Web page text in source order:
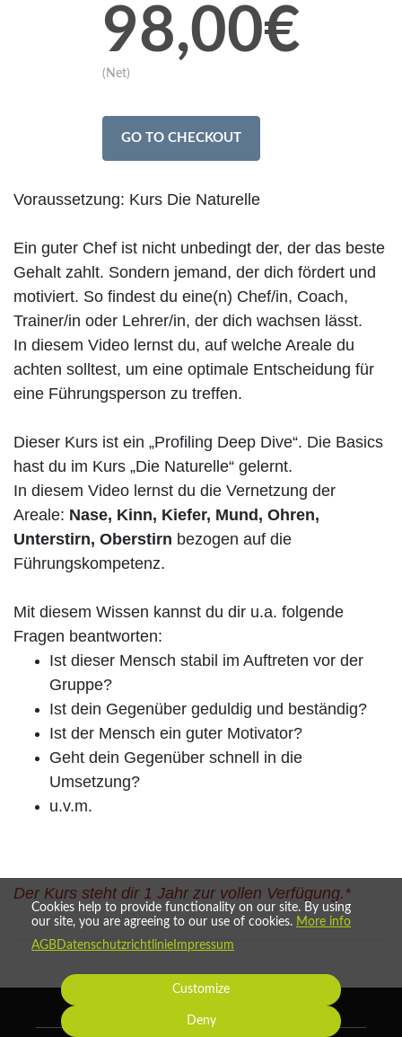
98,00€
(Net)
GO TO CHECKOUT
Voraussetzung: Kurs Die Naturelle
Ein guter Chef ist nicht unbedingt der, der das beste
Gehalt zahlt. Sondern jemand, der dich fördert und
motiviert. So findest du eine(n) Chef/in, Coach,
Trainer/in oder Lehrer/in, der dich wachsen lässt.
In diesem Video lernst du, auf welche Areale du
achten solltest, um eine optimale Entscheidung für
eine Führungsperson zu treffen.
Dieser Kurs ist ein „Profiling Deep Dive“. Die Basics
hast du im Kurs „Die Naturelle“ gelernt.
In diesem Video lernst du die Vernetzung der
Areale: Nase, Kinn, Kiefer, Mund, Ohren,
Unterstirn, Oberstirn bezogen auf die
Führungskompetenz.
Mit diesem Wissen kannst du dir u.a. folgende
Fragen beantworten:
Ist dieser Mensch stabil im Auftreten vor der
Gruppe?
Ist dein Gegenüber geduldig und beständig?
Ist der Mensch ein guter Motivator?
Geht dein Gegenüber schnell in die
Umsetzung?
u.v.m.
Der Kurs steht dir 1 Jahr zur vollen Verfügung.*
Cookies help to provide functionality on our site. By using
our site, you are agreeing to our use of cookies. More info
AGBDatenschutzrichtlinie Impressum
Customize
Deny